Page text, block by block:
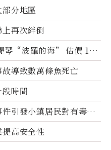
分地區
再次絆倒
琴“波羅的海” 估價 100
導致數萬條魚死亡
時間
引發小鎮居民對有毒物
高安全性